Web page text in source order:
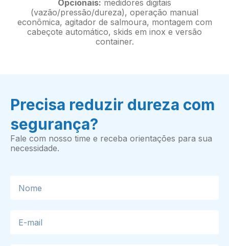
Opcionais: medidores digitais
(vazão/pressão/dureza), operação manual
econômica, agitador de salmoura, montagem com
cabeçote automático, skids em inox e versão
container.
Precisa reduzir dureza com
segurança?
Fale com nosso time e receba orientações para sua
necessidade.